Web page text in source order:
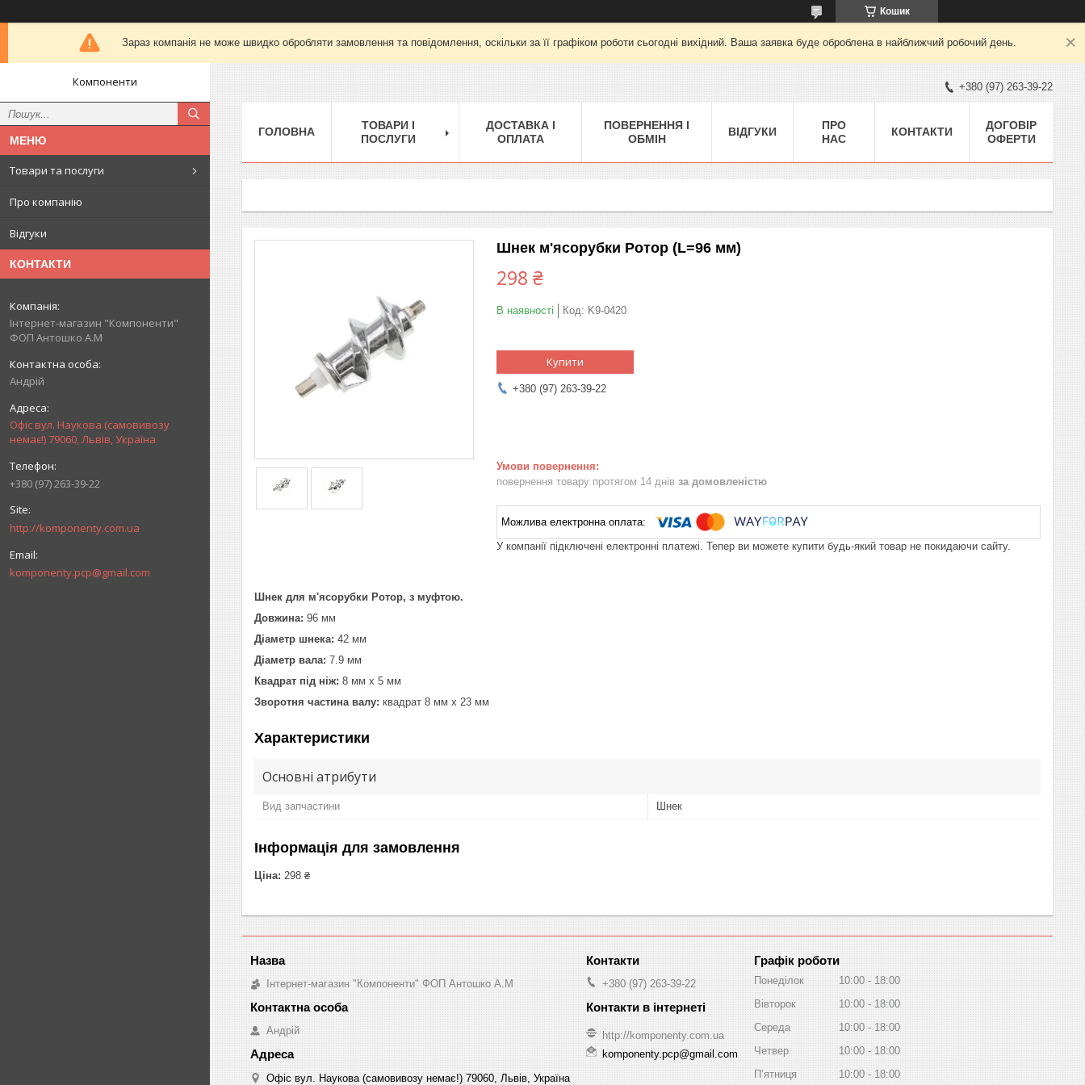
Кошик
Зараз компанія не може швидко обробляти замовлення та повідомлення, оскільки за її графіком роботи сьогодні вихідний. Ваша заявка буде оброблена в найближчий робочий день.
Компоненти
Товари та послуги
Про компанію
Відгуки
КОНТАКТИ
Інтернет-магазин "Компоненти"
ФОП Антошко А.М
Андрій
Офіс вул. Наукова (самовивозу
немає!) 79060, Львів, Україна
+380 (97) 263-39-22
http://komponenty.com.ua
komponenty.pcp@gmail.com
+380 (97) 263-39-22
ГОЛОВНА
ТОВАРИ І
ПОСЛУГИ
ДОСТАВКА І
ОПЛАТА
ПОВЕРНЕННЯ І
ОБМІН
ВІДГУКИ
ПРО
НАС
КОНТАКТИ
ДОГОВІР
ОФЕРТИ
Шнек м'ясорубки Ротор (L=96 мм)
298 ₴
В наявності Код: K9-0420
Купити
+380 (97) 263-39-22
повернення товару протягом 14 днів за домовленістю
У компанії підключені електронні платежі. Тепер ви можете купити будь-який товар не покидаючи сайту.
Шнек для м'ясорубки Ротор, з муфтою.
Довжина: 96 мм
Діаметр шнека: 42 мм
Діаметр вала: 7.9 мм
Квадрат під ніж: 8 мм x 5 мм
Зворотня частина валу: квадрат 8 мм x 23 мм
Характеристики
Основні атрибути
Вид запчастини Шнек
Інформація для замовлення
Ціна: 298 ₴
Інтернет-магазин "Компоненти" ФОП Антошко А.М
Андрій
Офіс вул. Наукова (самовивозу немає!) 79060, Львів, Україна
+380 (97) 263-39-22
http://komponenty.com.ua
komponenty.pcp@gmail.com
Графік роботи
Понеділок 10:00
18:00
Вівторок
10:00
18:00
Середа
10:00
18:00
Четвер
10:00
18:00
Пʼятниця
10:00 18:00